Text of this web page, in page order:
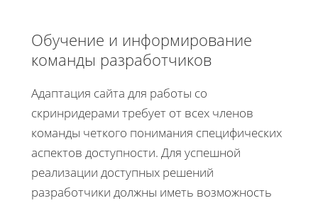
Обучение и информирование
команды разработчиков
Адаптация сайта для работы со
скринридерами требует от всех членов
команды четкого понимания специфических
аспектов доступности. Для успешной
реализации доступных решений
разработчики должны иметь возможность